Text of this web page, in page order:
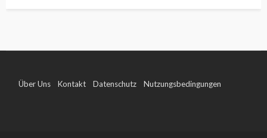
Über Uns Kontakt Datenschutz Nutzungsbedingungen